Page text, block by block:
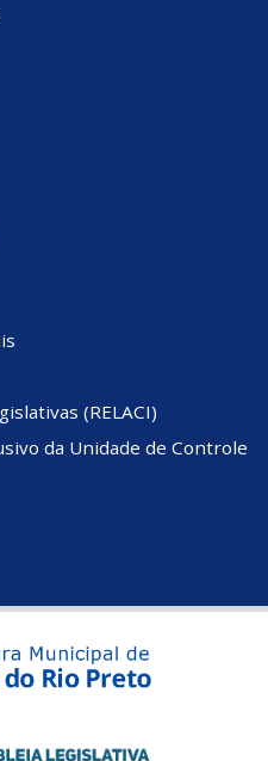
(RELACI)
da Unidade de Controle